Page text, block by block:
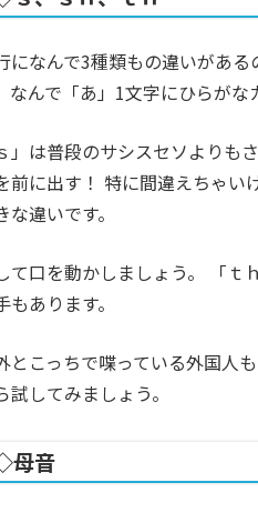
になんで3種類もの違いがあ
なんで「あ」1文字にひらがな
」は普段のサシスセソより
前に出す！ 特に間違えちゃ
な違いです。
て口を動かしましょう。 「ｔ
もあります。
とこっちで喋っている外国人
試してみましょう。
母音